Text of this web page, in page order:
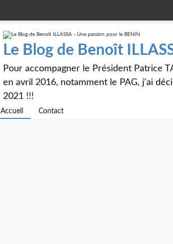
Le Blog de Benoît
Pour accompagner le Président Patrice
en avril 2016, notamment le PAG, j'ai
2021 !!!
Accueil Contact